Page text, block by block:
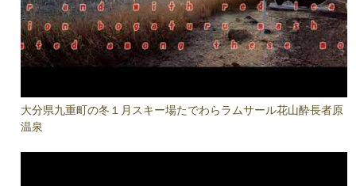
大分県九重町の冬１月スキー場たでわらラムサール花山酔長者原
温泉